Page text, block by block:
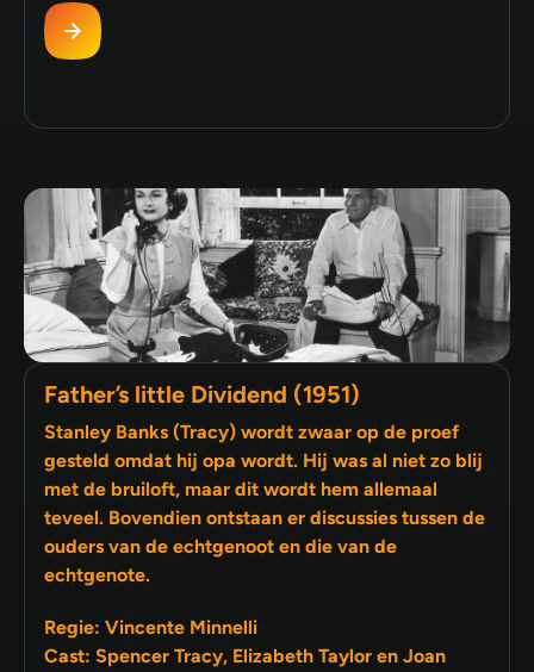
Father’s little Dividend (1951)
Stanley Banks (Tracy) wordt zwaar op de proef
gesteld omdat hij opa wordt. Hij was al niet zo blij
met de bruiloft, maar dit wordt hem allemaal
teveel. Bovendien ontstaan er discussies tussen de
ouders van de echtgenoot en die van de
echtgenote.
Regie: Vincente Minnelli
Cast: Spencer Tracy, Elizabeth Taylor en Joan